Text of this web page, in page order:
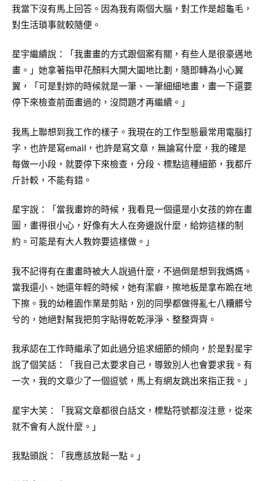
我當下沒有馬上回答。因為我有兩個大腦，對工作是超龜毛，
對生活瑣事就較隨便。
星宇繼續說：「我畫畫的方式跟個案有關，有些人是很豪邁地
畫。」她拿著指甲花顏料大開大闔地比劃，隨即轉為小心翼
翼，「可是對妳的時候就是一筆、一筆細細地畫，畫一下還要
停下來檢查前面畫過的，沒問題才再繼續。」
我馬上聯想到我工作的樣子。我現在的工作型態最常用電腦打
字，也許是寫email，也許是寫文章，無論寫什麼，我的確是
每做一小段，就要停下來檢查，分段、標點這種細節，我都斤
斤計較，不能有錯。
星宇說：「當我畫妳的時候，我看見一個還是小女孩的妳在畫
圖，畫得很小心，好像有大人在旁邊說什麼，給妳這樣的制
約。可能是有大人教妳要這樣做。」
我不記得有在畫畫時被大人說過什麼，不過倒是想到我媽媽。
當我還小、她還年輕的時候，她有潔癖，擦地板是拿布跪在地
下擦。我的幼稚園作業是剪貼，別的同學都做得亂七八糟髒兮
兮的，她絕對幫我把剪字貼得乾乾淨淨、整整齊齊。
我承認在工作時繼承了如此過分追求細節的傾向，於是對星宇
說了個笑話：「我自己太要求自己，導致別人也會要求我。有
一次，我的文章少了一個逗號，馬上有網友跳出來指正我。」
星宇大笑：「我寫文章都很白話文，標點符號都沒注意，從來
就不會有人說什麼。」
我點頭說：「我應該放鬆一點。」